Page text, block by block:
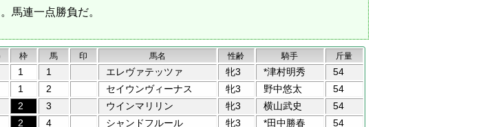
馬連一点勝負だ。
枠 馬 印 馬名 性齢 騎手
斤量
1
1 エレヴァテッツァ 牝3 *津村明秀
54
1
2 セイウンヴィーナス 牝3 野中悠太
54
2
3 ウインマリリン 牝3 横山武史
54
2
4 シャンドフルール 牝3 *田中勝春
54